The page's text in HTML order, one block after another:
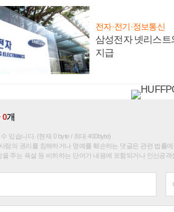
전자·전기·정보통신
삼성전자 넷리스트
지급
0개
있습니다. (현재 0 byte / 최대 400byte)
람의 권리를 침해하거나 명예를 훼손하는 댓글은 관련 법률
을 주는 욕설 등 비하하는 단어가 내용에 포함되거나 인신공